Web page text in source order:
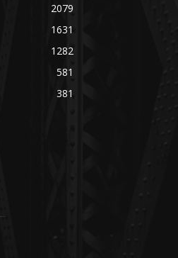
2079
1631
1282
581
381